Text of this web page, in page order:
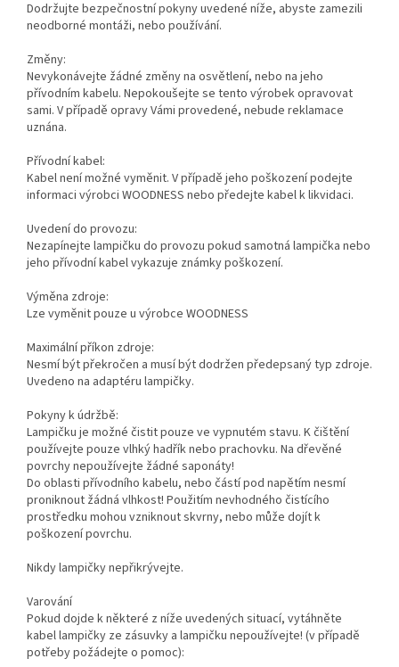
Dodržujte bezpečnostní pokyny uvedené níže, abyste zamezili
neodborné montáži, nebo používání.
Změny:
Nevykonávejte žádné změny na osvětlení, nebo na jeho
přívodním kabelu. Nepokoušejte se tento výrobek opravovat
sami. V případě opravy Vámi provedené, nebude reklamace
uznána.
Přívodní kabel:
Kabel není možné vyměnit. V případě jeho poškození podejte
informaci výrobci WOODNESS nebo předejte kabel k likvidaci.
Uvedení do provozu:
Nezapínejte lampičku do provozu pokud samotná lampička nebo
jeho přívodní kabel vykazuje známky poškození.
Výměna zdroje:
Lze vyměnit pouze u výrobce WOODNESS
Maximální příkon zdroje:
Nesmí být překročen a musí být dodržen předepsaný typ zdroje.
Uvedeno na adaptéru lampičky.
Pokyny k údržbě:
Lampičku je možné čistit pouze ve vypnutém stavu. K čištění
používejte pouze vlhký hadřík nebo prachovku. Na dřevěné
povrchy nepoužívejte žádné saponáty!
Do oblasti přívodního kabelu, nebo částí pod napětím nesmí
proniknout žádná vlhkost! Použitím nevhodného čistícího
prostředku mohou vzniknout skvrny, nebo může dojít k
poškození povrchu.
Nikdy lampičky nepřikrývejte.
Varování
Pokud dojde k některé z níže uvedených situací, vytáhněte
kabel lampičky ze zásuvky a lampičku nepoužívejte! (v případě
potřeby požádejte o pomoc):